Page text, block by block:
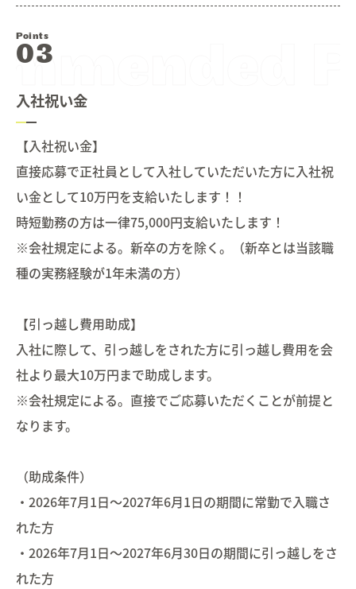
Points
入社祝い金
【入社祝い金】
直接応募で正社員として入社していただいた方に入社祝
い金として10万円を支給いたします！！
時短勤務の方は一律75,000円支給いたします！
※会社規定による。新卒の方を除く。（新卒とは当該職
種の実務経験が1年未満の方）
【引っ越し費用助成】
入社に際して、引っ越しをされた方に引っ越し費用を会
社より最大10万円まで助成します。
※会社規定による。直接でご応募いただくことが前提と
なります。
（助成条件）
・2026年7月1日～2027年6月1日の期間に常勤で入職さ
れた方
・2026年7月1日～2027年6月30日の期間に引っ越しをさ
れた方